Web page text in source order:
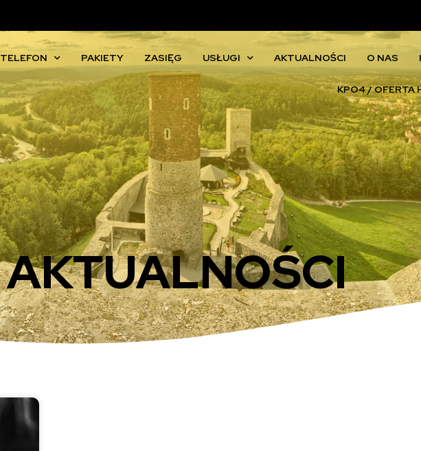
TELEFON PAKIETY ZASIĘG USŁUGI AKTUALNOŚCI O NAS
KPO4 / OFERTA
AKTUALNOŚCI